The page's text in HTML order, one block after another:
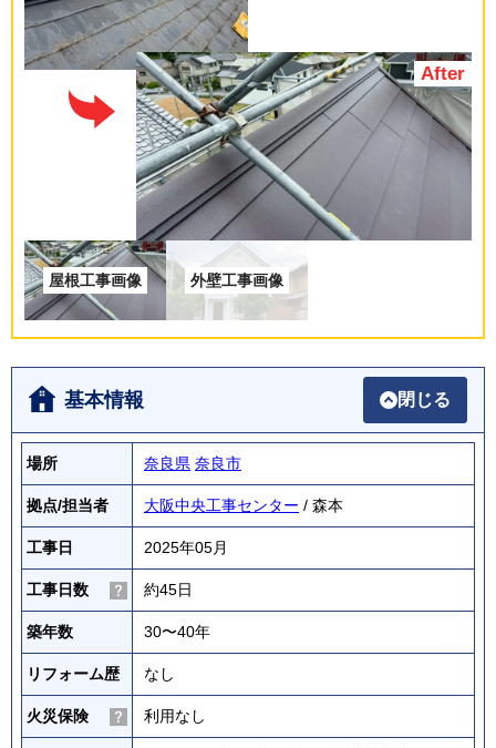
基本情報 閉じる
場所 奈良県 奈良市
拠点/担当者 大阪中央工事センター / 森本
工事日 2025年05月
工事日数 約45日
築年数 30〜40年
リフォーム歴 なし
火災保険 利用なし